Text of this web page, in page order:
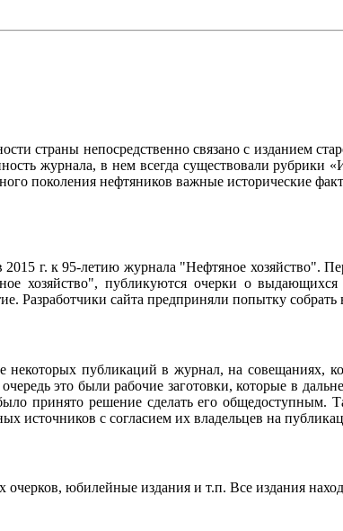
страны непосредственно связано с изданием
журнала, в нем всегда существовали
поколения нефтяников важные исторические
2015 г. к 95-летию журнала "Нефтяное
хозяйство", публикуются очерки о
Разработчики сайта предприняли попытку
публикаций в журнал, на совещаниях,
это были рабочие заготовки, которые в
принято решение сделать его
источников с согласием их владельцев на
юбилейные издания и т.п. Все издания